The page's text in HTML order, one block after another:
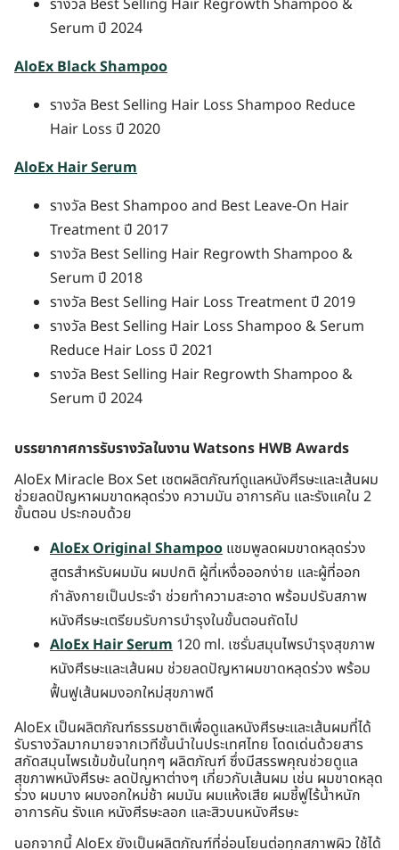
รางวัล Best Selling Hair Regrowth Shampoo &
Serum ปี 2024
AloEx Black Shampoo
รางวัล Best Selling Hair Loss Shampoo Reduce
Hair Loss ปี 2020
AloEx Hair Serum
รางวัล Best Shampoo and Best Leave-On Hair
Treatment ปี 2017
รางวัล Best Selling Hair Regrowth Shampoo &
Serum ปี 2018
รางวัล Best Selling Hair Loss Treatment ปี 2019
รางวัล Best Selling Hair Loss Shampoo & Serum
Reduce Hair Loss ปี 2021
รางวัล Best Selling Hair Regrowth Shampoo &
Serum ปี 2024
บรรยากาศการรับรางวัลในงาน Watsons HWB Awards
AloEx Miracle Box Set เซตผลิตภัณฑ์ดูแลหนังศีรษะและเส้นผม
ช่วยลดปัญหาผมขาดหลุดร่วง ความมัน อาการคัน และรังแคใน 2
ขั้นตอน ประกอบด้วย
AloEx Original Shampoo แชมพูลดผมขาดหลุดร่วง
สูตรสำหรับผมมัน ผมปกติ ผู้ที่เหงื่อออกง่าย และผู้ที่ออก
กำลังกายเป็นประจำ ช่วยทำความสะอาด พร้อมปรับสภาพ
หนังศีรษะเตรียมรับการบำรุงในขั้นตอนถัดไป
AloEx Hair Serum 120 ml. เซรั่มสมุนไพรบำรุงสุขภาพ
หนังศีรษะและเส้นผม ช่วยลดปัญหาผมขาดหลุดร่วง พร้อม
ฟื้นฟูเส้นผมงอกใหม่สุขภาพดี
AloEx เป็นผลิตภัณฑ์ธรรมชาติเพื่อดูแลหนังศีรษะและเส้นผมที่ได้
รับรางวัลมากมายจากเวทีชั้นนำในประเทศไทย โดดเด่นด้วยสาร
สกัดสมุนไพรเข้มข้นในทุกๆ ผลิตภัณฑ์ ซึ่งมีสรรพคุณช่วยดูแล
สุขภาพหนังศีรษะ ลดปัญหาต่างๆ เกี่ยวกับเส้นผม เช่น ผมขาดหลุด
ร่วง ผมบาง ผมงอกใหม่ช้า ผมมัน ผมแห้งเสีย ผมชี้ฟูไร้น้ำหนัก
อาการคัน รังแค หนังศีรษะลอก และสิวบนหนังศีรษะ
นอกจากนี้ AloEx ยังเป็นผลิตภัณฑ์ที่อ่อนโยนต่อทุกสภาพผิว ใช้ได้